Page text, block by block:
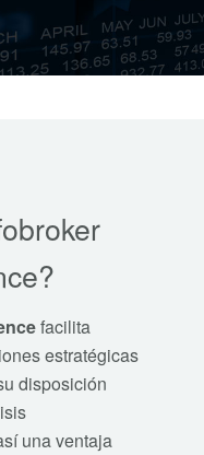
facilita
estratégicas
disposición
una ventaja